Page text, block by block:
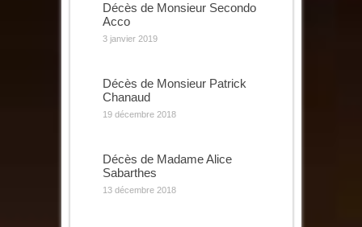
Décès de Monsieur Secondo
Acco
3 janvier 2019
Décès de Monsieur Patrick
Chanaud
19 décembre 2018
Décès de Madame Alice
Sabarthes
13 décembre 2018